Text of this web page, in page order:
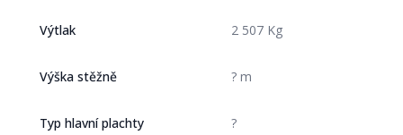
Výtlak 2 507 Kg
Výška stěžně ? m
Typ hlavní plachty ?